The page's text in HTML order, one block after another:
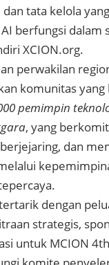
tata kelola
berfungsi dalam
XCION.org.
perwakilan
komunitas
pemimpin
, yang
dan
dengan
strategis,
untuk MCION